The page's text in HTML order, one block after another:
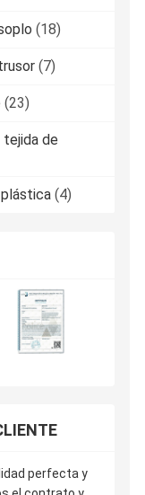
(18)
(7)
(23)
tejida de
(4)
perfecta y